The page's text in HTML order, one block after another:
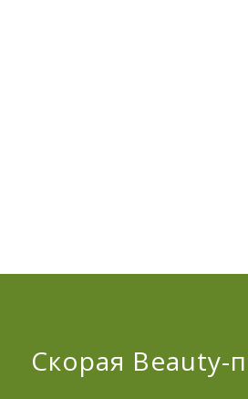
Скорая Beauty-